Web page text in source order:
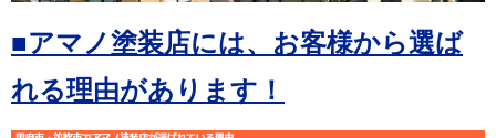
■アマノ塗装店には、お客様から選ば
れる理由があります！